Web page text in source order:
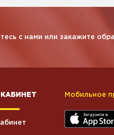
с нами или закажите
Мобильное